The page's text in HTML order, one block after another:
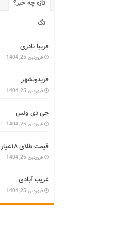
تازه چه خبر؟
تگ
فریبا نادری
فروردین 25, 1404
فریدونشهر
فروردین 25, 1404
جی دی ونس
فروردین 25, 1404
قیمت طلای ۱۸عیار ۲۵ فروردین ۱۴۰۴
فروردین 25, 1404
غریب آبادی
فروردین 25, 1404